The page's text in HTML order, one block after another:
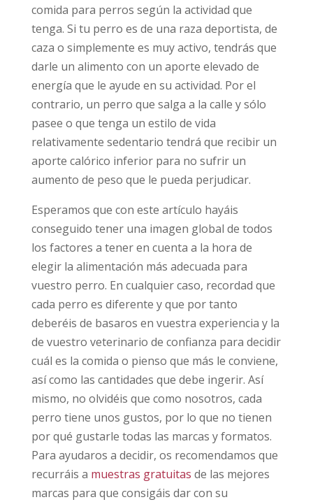
comida para perros según la actividad que
tenga. Si tu perro es de una raza deportista, de
caza o simplemente es muy activo, tendrás que
darle un alimento con un aporte elevado de
energía que le ayude en su actividad. Por el
contrario, un perro que salga a la calle y sólo
pasee o que tenga un estilo de vida
relativamente sedentario tendrá que recibir un
aporte calórico inferior para no sufrir un
aumento de peso que le pueda perjudicar.
Esperamos que con este artículo hayáis
conseguido tener una imagen global de todos
los factores a tener en cuenta a la hora de
elegir la alimentación más adecuada para
vuestro perro. En cualquier caso, recordad que
cada perro es diferente y que por tanto
deberéis de basaros en vuestra experiencia y la
de vuestro veterinario de confianza para decidir
cuál es la comida o pienso que más le conviene,
así como las cantidades que debe ingerir. Así
mismo, no olvidéis que como nosotros, cada
perro tiene unos gustos, por lo que no tienen
por qué gustarle todas las marcas y formatos.
Para ayudaros a decidir, os recomendamos que
recurráis a muestras gratuitas de las mejores
marcas para que consigáis dar con su